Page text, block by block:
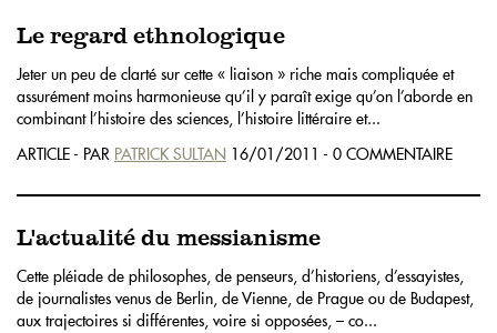
Le regard ethnologique
Jeter un peu de clarté sur cette « liaison » riche mais compliquée et
assurément moins harmonieuse qu’il y paraît exige qu’on l’aborde en
combinant l’histoire des sciences, l’histoire littéraire et...
ARTICLE - PAR PATRICK SULTAN 16/01/2011 - 0 COMMENTAIRE
L'actualité du messianisme
Cette pléiade de philosophes, de penseurs, d’historiens, d’essayistes,
de journalistes venus de Berlin, de Vienne, de Prague ou de Budapest,
aux trajectoires si différentes, voire si opposées, – co...